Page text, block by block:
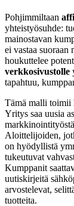
Pohjimmiltaan
yhteistyösuhde:
mainostavan
ei vastaa suoraan
houkuttelee
verkkosivustolle
tapahtuu,
Tämä malli toimii
Yritys saa uusia
Aloittelijoiden,
on hyödyllistä
tukeutuvat
Kumppanit
uutiskirjeitä
arvostelevat,
tuotteita.